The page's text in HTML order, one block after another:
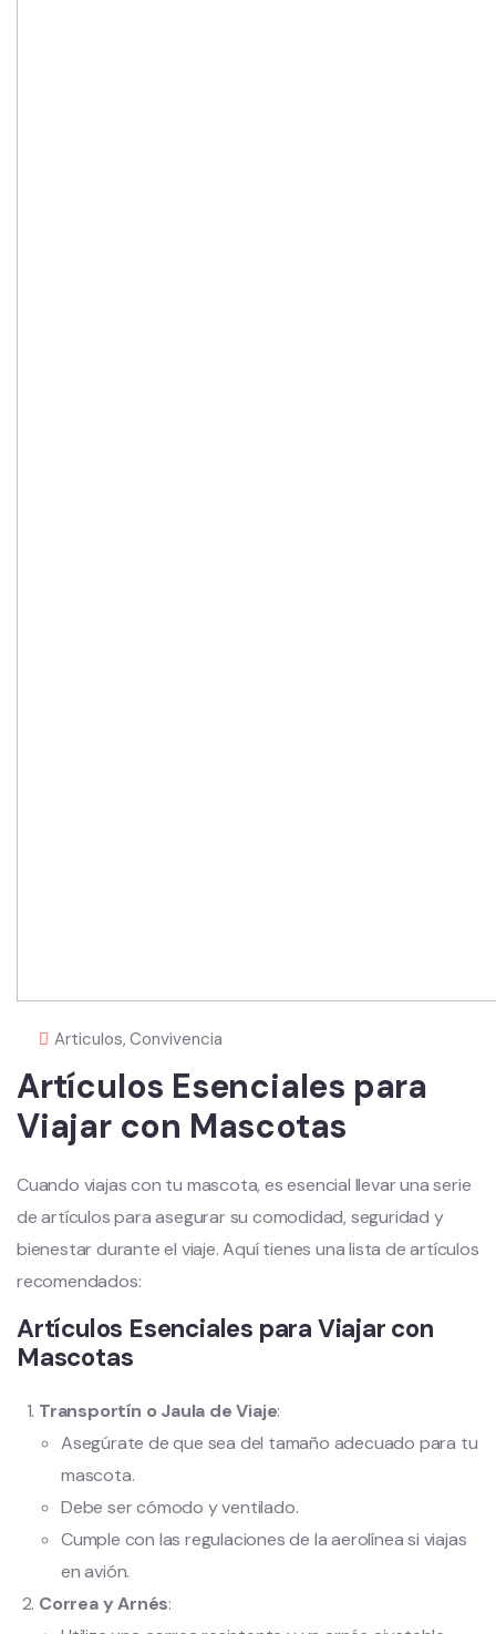
Articulos,Convivencia
Artículos Esenciales para
Viajar con Mascotas
Cuando viajas con tu mascota, es esencial llevar una serie
de artículos para asegurar su comodidad, seguridad y
bienestar durante el viaje. Aquí tienes una lista de artículos
recomendados:
Artículos Esenciales para Viajar con
Mascotas
Transportín o Jaula de Viaje:
Asegúrate de que sea del tamaño adecuado para tu
mascota.
Debe ser cómodo y ventilado.
Cumple con las regulaciones de la aerolínea si viajas
en avión.
Correa y Arnés: